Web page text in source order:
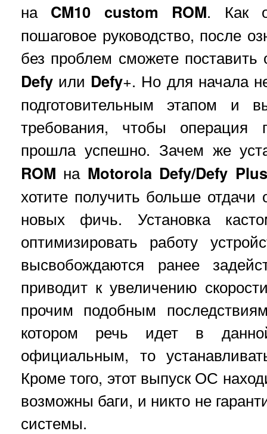
на CM10 custom ROM. Как
пошаговое руководство, после
без проблем сможете
Defy или Defy+. Но для начала
подготовительным этапом и
требования, чтобы
прошла успешно. Зачем же
ROM на Motorola Defy/Defy Plus
хотите получить больше отдачи
новых фичь. Установка
оптимизировать работу
высвобождаются ранее
приводит к увеличению
прочим подобным
котором речь идет в
официальным, то
Кроме того, этот выпуск ОС
возможны баги, и никто не
системы.